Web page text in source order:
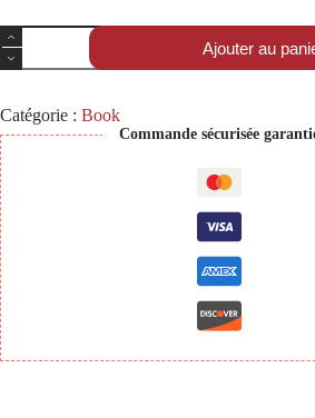
Ajouter au
Catégorie : Book
Commande sécurisée